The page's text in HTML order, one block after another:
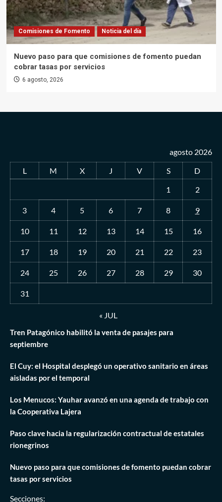
Comisiones de Fomento Noticia del día
Nuevo paso para que comisiones de fomento puedan
cobrar tasas por servicios
6 agosto, 2026
agosto 2026
L
M X J V S
D
1
2
3 4 5 6 7 8 9
10 11 12 13 14 15 16
17 18 19 20 21 22 23
24 25 26 27 28 29 30
31
« JUL
Tren Patagónico habilitó la venta de pasajes para
septiembre
El Cuy: el Hospital desplegó un operativo sanitario en áreas
aisladas por el temporal
Los Menucos: Yauhar avanzó en una agenda de trabajo con
la Cooperativa Lajera
Paso clave hacia la regularización contractual de estatales
rionegrinos
Nuevo paso para que comisiones de fomento puedan cobrar
tasas por servicios
Secciones: